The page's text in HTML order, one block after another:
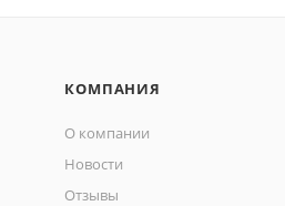
КОМПАНИЯ
О компании
Новости
Отзывы